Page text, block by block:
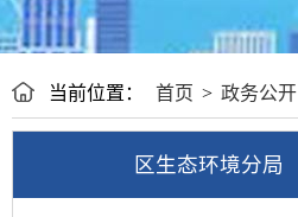
当前位置： 首页 > 政务公开
区生态环境分局